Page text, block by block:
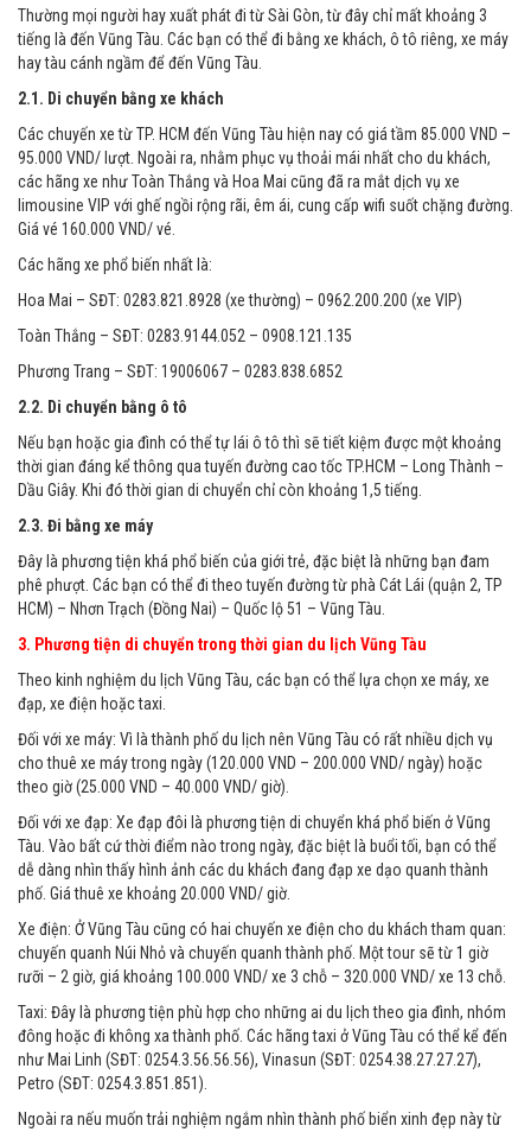
Thường mọi người hay xuất phát đi từ Sài Gòn, từ đây chỉ mất khoảng 3
tiếng là đến Vũng Tàu. Các bạn có thể đi bằng xe khách, ô tô riêng, xe máy
hay tàu cánh ngầm để đến Vũng Tàu.
2.1. Di chuyển bằng xe khách
Các chuyến xe từ TP. HCM đến Vũng Tàu hiện nay có giá tầm 85.000 VND –
95.000 VND/ lượt. Ngoài ra, nhằm phục vụ thoải mái nhất cho du khách,
các hãng xe như Toàn Thắng và Hoa Mai cũng đã ra mắt dịch vụ xe
limousine VIP với ghế ngồi rộng rãi, êm ái, cung cấp wifi suốt chặng đường.
Giá vé 160.000 VND/ vé.
Các hãng xe phổ biến nhất là:
Hoa Mai – SĐT: 0283.821.8928 (xe thường) – 0962.200.200 (xe VIP)
Toàn Thắng – SĐT: 0283.9144.052 – 0908.121.135
Phương Trang – SĐT: 19006067 – 0283.838.6852
2.2. Di chuyển bằng ô tô
Nếu bạn hoặc gia đình có thể tự lái ô tô thì sẽ tiết kiệm được một khoảng
thời gian đáng kể thông qua tuyến đường cao tốc TP.HCM – Long Thành –
Dầu Giây. Khi đó thời gian di chuyển chỉ còn khoảng 1,5 tiếng.
2.3. Đi bằng xe máy
Đây là phương tiện khá phổ biến của giới trẻ, đặc biệt là những bạn đam
phê phượt. Các bạn có thể đi theo tuyến đường từ phà Cát Lái (quận 2, TP
HCM) – Nhơn Trạch (Đồng Nai) – Quốc lộ 51 – Vũng Tàu.
3. Phương tiện di chuyển trong thời gian du lịch Vũng Tàu
Theo kinh nghiệm du lịch Vũng Tàu, các bạn có thể lựa chọn xe máy, xe
đạp, xe điện hoặc taxi.
Đối với xe máy: Vì là thành phố du lịch nên Vũng Tàu có rất nhiều dịch vụ
cho thuê xe máy trong ngày (120.000 VND – 200.000 VND/ ngày) hoặc
theo giờ (25.000 VND – 40.000 VND/ giờ).
Đối với xe đạp: Xe đạp đôi là phương tiện di chuyển khá phổ biến ở Vũng
Tàu. Vào bất cứ thời điểm nào trong ngày, đặc biệt là buổi tối, bạn có thể
dễ dàng nhìn thấy hình ảnh các du khách đang đạp xe dạo quanh thành
phố. Giá thuê xe khoảng 20.000 VND/ giờ.
Xe điện: Ở Vũng Tàu cũng có hai chuyến xe điện cho du khách tham quan:
chuyến quanh Núi Nhỏ và chuyến quanh thành phố. Một tour sẽ từ 1 giờ
rưỡi – 2 giờ, giá khoảng 100.000 VND/ xe 3 chỗ – 320.000 VND/ xe 13 chỗ.
Taxi: Đây là phương tiện phù hợp cho những ai du lịch theo gia đình, nhóm
đông hoặc đi không xa thành phố. Các hãng taxi ở Vũng Tàu có thể kể đến
như Mai Linh (SĐT: 0254.3.56.56.56), Vinasun (SĐT: 0254.38.27.27.27),
Petro (SĐT: 0254.3.851.851).
Ngoài ra nếu muốn trải nghiệm ngắm nhìn thành phố biển xinh đẹp này từ